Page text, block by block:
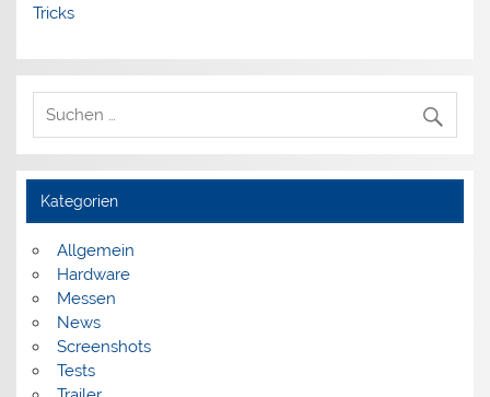
Tricks
Kategorien
Allgemein
Hardware
Messen
News
Screenshots
Tests